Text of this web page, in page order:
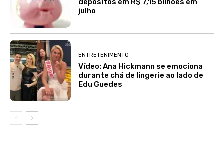
julho
ENTRETENIMENTO
Vídeo: Ana Hickmann se emociona
durante chá de lingerie ao lado de
Edu Guedes